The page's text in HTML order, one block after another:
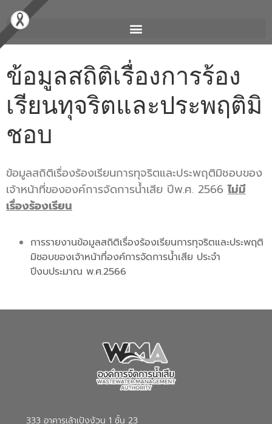
ข้อมูลสถิติเรื่องการร้อง
เรียนทุจริตและประพฤติมิ
ชอบ
ข้อมูลสถิติเรื่องร้องเรียนการทุจริตและประพฤติมิชอบของ
เจ้าหน้าที่ขององค์การจัดการน้ำเสีย ปีพ.ศ. 2566ไม่มี
เรื่องร้องเรียน
การรายงานข้อมูลสถิติเรื่องร้องเรียนการทุจริตและประพฤติ
มิชอบของเจ้าหน้าที่องค์การจัดการน้ำเสีย ประจำ
ปีงบประมาณ พ.ศ.2566
333 อาคารเล้าเป้งง้วน 1 ชั้น 23